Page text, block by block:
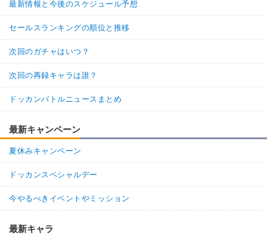
最新情報と今後のスケジュール予想
セールスランキングの順位と推移
次回のガチャはいつ？
次回の再録キャラは誰？
ドッカンバトルニュースまとめ
最新キャンペーン
夏休みキャンペーン
ドッカンスペシャルデー
今やるべきイベントやミッション
最新キャラ